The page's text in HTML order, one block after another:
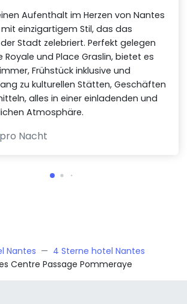
Aufenthalt im Herzen von Nantes
einzigartigem Stil, das das
Stadt zelebriert. Perfekt gelegen
Royale und Place Graslin, bietet es
Frühstück inklusive und
zu kulturellen Stätten, Geschäften
alles in einer einladenden und
Atmosphäre.
pro Nacht
Nantes
4 Sterne hotel Nantes
Centre Passage Pommeraye